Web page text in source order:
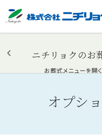
ニチリョクのお
お葬式メニューを開く
オプシ